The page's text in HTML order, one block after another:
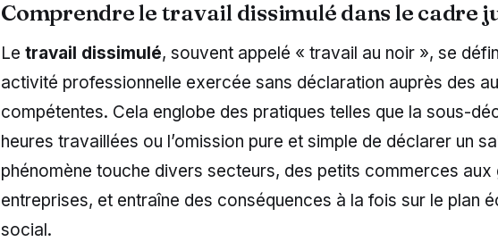
Comprendre le travail dissimulé dans le cadre
Le travail dissimulé, souvent appelé « travail au noir », se
activité professionnelle exercée sans déclaration auprès des
compétentes. Cela englobe des pratiques telles que la sous-
heures travaillées ou l’omission pure et simple de déclarer un
phénomène touche divers secteurs, des petits commerces aux
entreprises, et entraîne des conséquences à la fois sur le plan
social.